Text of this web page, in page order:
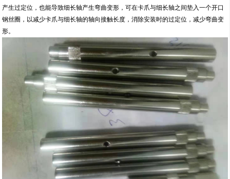
产生过定位，也能导致细长轴产生弯曲变形，可在卡爪与细长轴之间垫入一个开口
钢丝圈，以减少卡爪与细长轴的轴向接触长度，消除安装时的过定位，减少弯曲变
形。